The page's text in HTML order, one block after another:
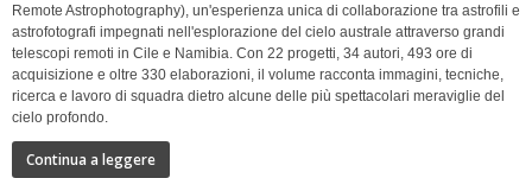
Remote Astrophotography), un'esperienza unica di collaborazione tra astrofili e
astrofotografi impegnati nell'esplorazione del cielo australe attraverso grandi
telescopi remoti in Cile e Namibia. Con 22 progetti, 34 autori, 493 ore di
acquisizione e oltre 330 elaborazioni, il volume racconta immagini, tecniche,
ricerca e lavoro di squadra dietro alcune delle più spettacolari meraviglie del
cielo profondo.
Continua a leggere